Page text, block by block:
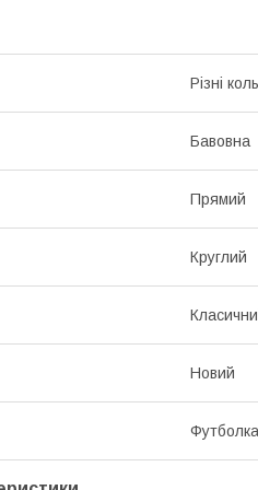
Різні
Бавовна
Прямий
Круглий
Новий
Футболка